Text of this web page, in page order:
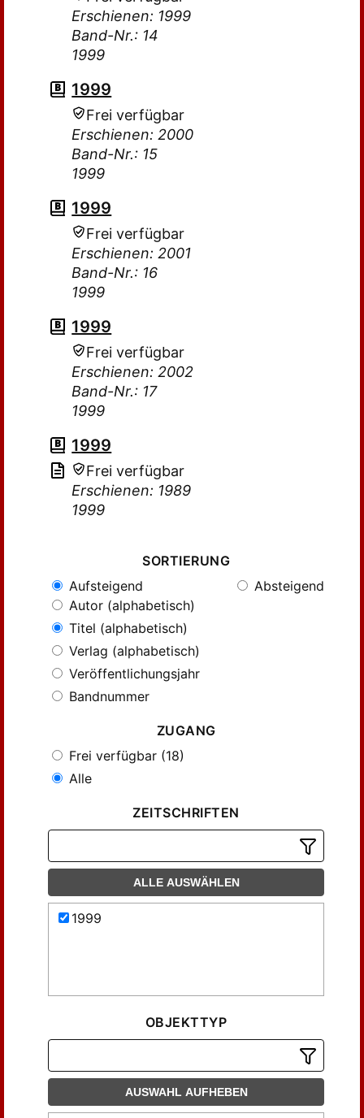
Erschienen: 1999
Band-Nr.: 14
1999
1999
Frei verfügbar
Erschienen: 2000
Band-Nr.: 15
1999
1999
Frei verfügbar
Erschienen: 2001
Band-Nr.: 16
1999
1999
Frei verfügbar
Erschienen: 2002
Band-Nr.: 17
1999
1999
Frei verfügbar
Erschienen: 1989
1999
SORTIERUNG
Aufsteigend
Absteigend
Autor (alphabetisch)
Titel (alphabetisch)
Verlag (alphabetisch)
Veröffentlichungsjahr
Bandnummer
ZUGANG
Frei verfügbar (18)
Alle
ZEITSCHRIFTEN
ALLE AUSWÄHLEN
1999
OBJEKTTYP
AUSWAHL AUFHEBEN